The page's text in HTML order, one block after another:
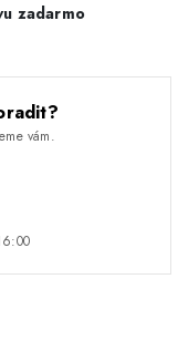
zadarmo
vám.